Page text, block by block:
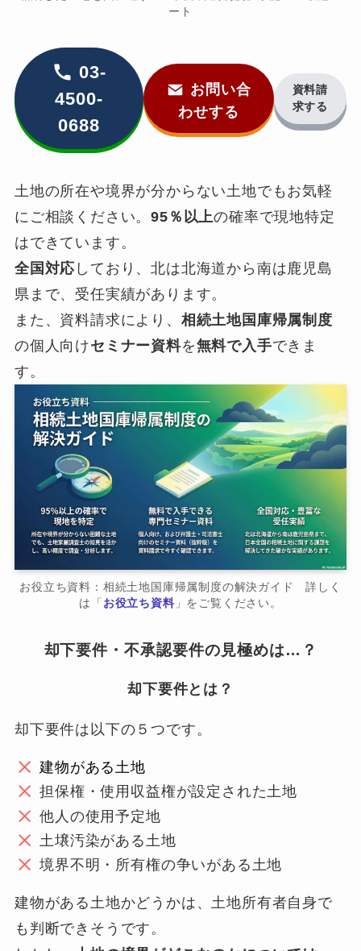
ート
03-
4500-
0688
お問い合
わせする
資料請
求する
土地の所在や境界が分からない土地でもお気軽
にご相談ください。95％以上の確率で現地特定
はできています。
全国対応 しており、北は北海道から南は鹿児島
県まで、受任実績があります。
また、資料請求により、 相続土地国庫帰属制度
の個人向けセミナー資料を無料で入手できま
す。
お役立ち資料：相続土地国庫帰属制度の解決ガイド 詳しく
は「 お役立ち資料」をご覧ください。
却下要件・不承認要件の見極めは…？
却下要件とは？
却下要件は以下の５つです。
建物がある土地
担保権・使用収益権が設定された土地
他人の使用予定地
土壌汚染がある土地
境界不明・所有権の争いがある土地
建物がある土地かどうかは、土地所有者自身で
も判断できそうです。